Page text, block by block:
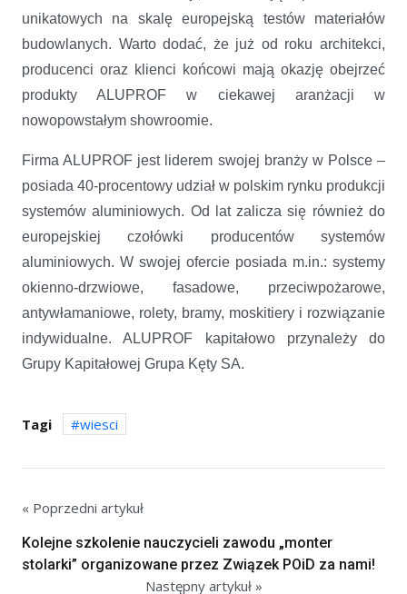
unikatowych na skalę europejską testów materiałów
budowlanych. Warto dodać, że już od roku architekci,
producenci oraz klienci końcowi mają okazję obejrzeć
produkty ALUPROF w ciekawej aranżacji w
nowopowstałym showroomie.
Firma ALUPROF jest liderem swojej branży w Polsce –
posiada 40-procentowy udział w polskim rynku produkcji
systemów aluminiowych. Od lat zalicza się również do
europejskiej czołówki producentów systemów
aluminiowych. W swojej ofercie posiada m.in.: systemy
okienno-drzwiowe, fasadowe, przeciwpożarowe,
antywłamaniowe, rolety, bramy, moskitiery i rozwiązanie
indywidualne. ALUPROF kapitałowo przynależy do
Grupy Kapitałowej Grupa Kęty SA.
Tagi wiesci
« Poprzedni artykuł
Kolejne szkolenie nauczycieli zawodu „monter
stolarki” organizowane przez Związek POiD za nami!
Następny artykuł »